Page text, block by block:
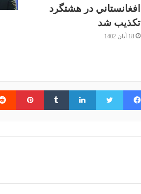
افغانستاني در هشتگرد
تكذيب شد
18 آبان 1402
فیس بوک توییتر لینکدین ‫تامبلر